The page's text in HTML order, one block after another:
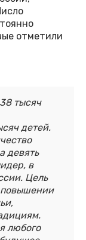
отметили
тысяч
детей.
девять
в
Цель
повышении
любого